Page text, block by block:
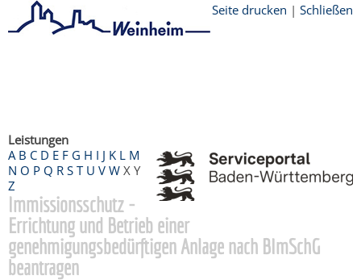
Seite drucken | Schließen
Leistungen
A B C D E F G H I J K L M
N O P Q R S T U V W X Y
Z
Immissionsschutz -
Errichtung und Betrieb einer
genehmigungsbedürftigen Anlage nach BImSchG
beantragen